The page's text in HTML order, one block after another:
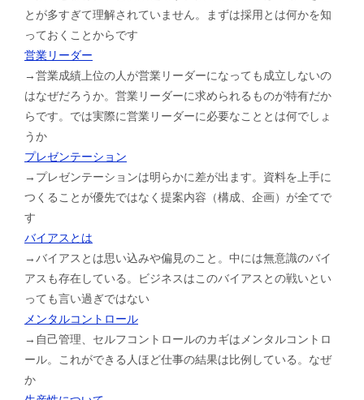
とが多すぎて理解されていません。まずは採用とは何かを知
っておくことからです
営業リーダー
→営業成績上位の人が営業リーダーになっても成立しないの
はなぜだろうか。営業リーダーに求められるものが特有だか
らです。では実際に営業リーダーに必要なこととは何でしょ
うか
プレゼンテーション
→プレゼンテーションは明らかに差が出ます。資料を上手に
つくることが優先ではなく提案内容（構成、企画）が全てで
す
バイアスとは
→バイアスとは思い込みや偏見のこと。中には無意識のバイ
アスも存在している。ビジネスはこのバイアスとの戦いとい
っても言い過ぎではない
メンタルコントロール
→自己管理、セルフコントロールのカギはメンタルコントロ
ール。これができる人ほど仕事の結果は比例している。なぜ
か